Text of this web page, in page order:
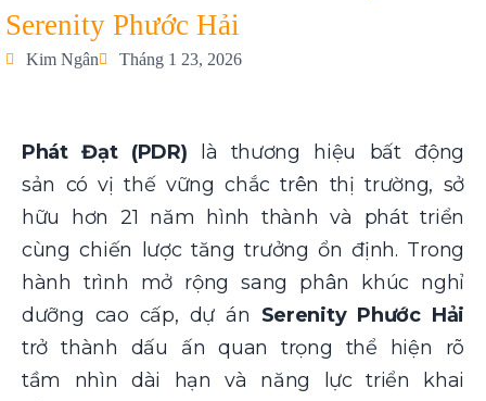
Serenity Phước Hải
Kim Ngân Tháng 1 23, 2026
Phát Đạt (PDR)
là thương hiệu bất động
sản có vị thế vững chắc trên thị trường, sở
hữu hơn 21 năm hình thành và phát triển
cùng chiến lược tăng trưởng ổn định. Trong
hành trình mở rộng sang phân khúc nghỉ
dưỡng cao cấp, dự án Serenity Phước Hải
trở thành dấu ấn quan trọng thể hiện rõ
tầm nhìn dài hạn và năng lực triển khai